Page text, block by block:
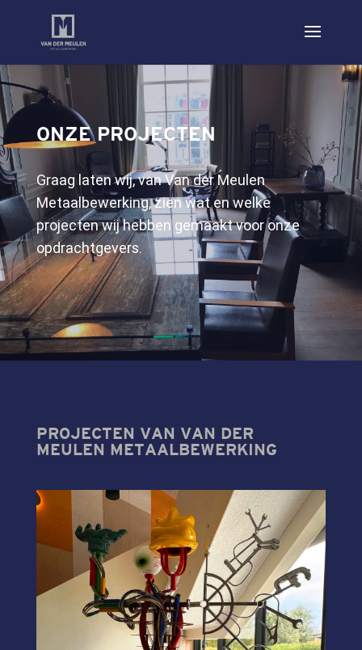
ONZE PROJECTEN
Graag laten wij, van Van der Meulen
Metaalbewerking, zien wat en welke
projecten wij hebben gemaakt voor onze
opdrachtgevers.
PROJECTEN VAN VAN DER
MEULEN METAALBEWERKING